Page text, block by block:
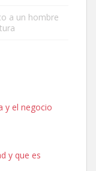
a un hombre
y el negocio
y que es